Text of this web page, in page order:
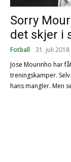
Sorry
det skjer i
Fotball 31. juli 2018
Jose Mourinho har
treningskamper.
hans mangler. Men